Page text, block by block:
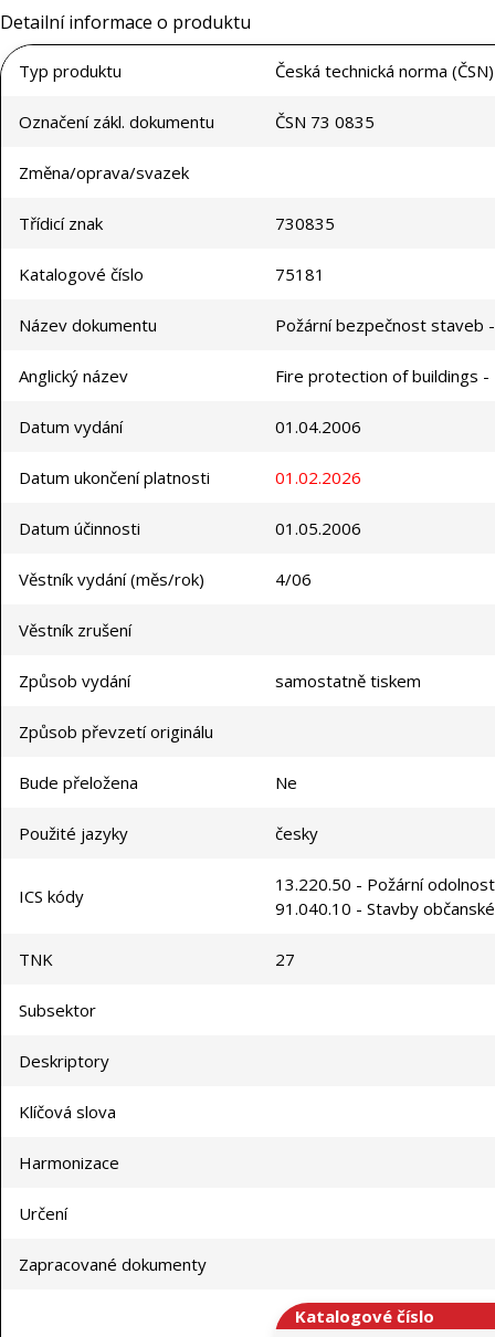
Detailní informace o produktu
Typ produktu Česká technická norma (ČSN)
Označení zákl. dokumentu ČSN 73 0835
Změna/oprava/svazek
Třídicí znak 730835
Katalogové číslo 75181
Název dokumentu Požární bezpečnost staveb
Anglický název Fire protection of buildings
Datum vydání 01.04.2006
Datum ukončení platnosti 01.02.2026
Datum účinnosti 01.05.2006
Věstník vydání (měs/rok) 4/06
Věstník zrušení
Způsob vydání samostatně tiskem
Způsob převzetí originálu
Bude přeložena Ne
Použité jazyky česky
ICS kódy
13.220.50 - Požární
91.040.10 - Stavby
TNK 27
Subsektor
Deskriptory
Klíčová slova
Harmonizace
Určení
Zapracované dokumenty
Katalogové číslo